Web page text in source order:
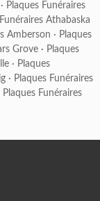
· Plaques Funéraires
Athabaska
Amberson · Plaques
Grove · Plaques
· Plaques
· Plaques Funéraires
Plaques Funéraires